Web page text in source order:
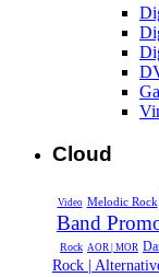
Cloud
Video Melodic Rock
Band
Rock AOR | MOR
Rock |